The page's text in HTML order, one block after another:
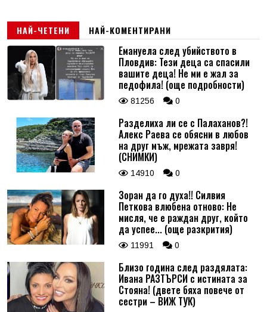
НАЙ-ЧЕТЕНИ НАЙ-КОМЕНТИРАНИ
Емануела след убийството в
Пловдив: Тези деца са спасили
вашите деца! Не ми е жал за
педофила! (още подробности)
81256 0
Разделиха ли се с Палаханов?!
Алекс Раева се обясни в любов
на друг мъж, мрежата завря!
(СНИМКИ)
14910 0
Зоран да го духа!! Силвия
Петкова влюбена отново: Не
мисля, че е раждан друг, който
да успее... (още разкрития)
11991 0
Близо година след раздялата:
Ивана РАЗТЪРСИ с истината за
Стояна! (двете бяха повече от
сестри – ВИЖ ТУК)